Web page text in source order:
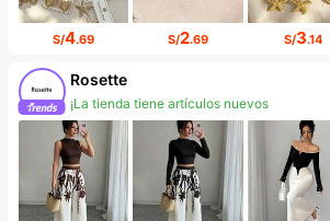
S/4.69 S/2.69 S/3.14
Rosette
¡La tienda tiene artículos nuevos